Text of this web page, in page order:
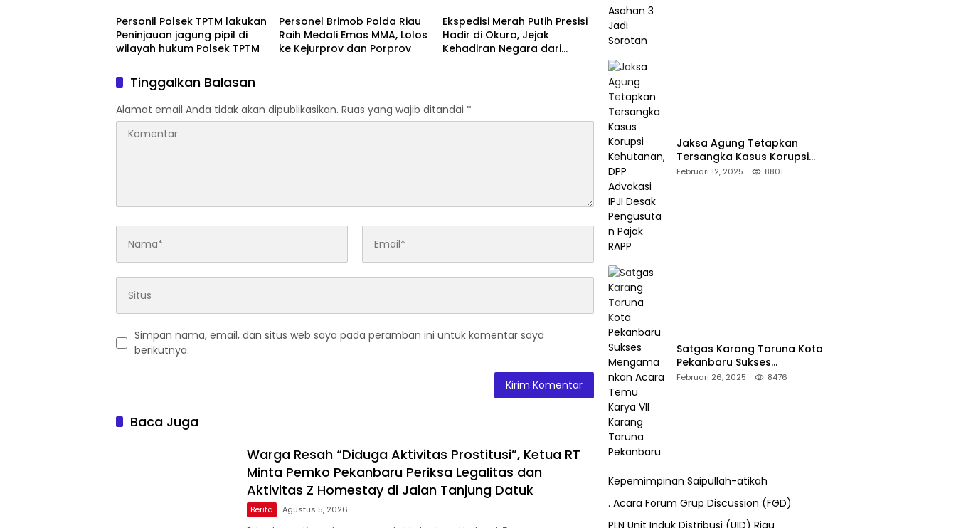
Jalan Tanjung Datuk
AKUN PEMBUNUH KARAKTER
KE PENJARA POLDA KEPRI!
Personil Polsek TPTM lakukan
Peninjauan jagung pipil di
wilayah hukum Polsek TPTM
Personel Brimob Polda Riau
Raih Medali Emas MMA, Lolos
ke Kejurprov dan Porprov
Ekspedisi Merah Putih Presisi
Hadir di Okura, Jejak
Kehadiran Negara dari
Tinggalkan Balasan
Alamat email Anda tidak akan dipublikasikan. Ruas yang wajib ditandai *
Simpan nama, email, dan situs web saya pada peramban ini untuk komentar saya
berikutnya.
Baca Juga
Warga Resah “Diduga Aktivitas Prostitusi”, Ketua RT
Minta Pemko Pekanbaru Periksa Legalitas dan
Aktivitas Z Homestay di Jalan Tanjung Datuk
Berita Agustus 5, 2026
Jaksa Agung Tetapkan
Tersangka Kasus Korupsi
Kehutanan, DPP Advokasi IPJI
Februari 12, 2025 8801
Satgas Karang Taruna Kota
Pekanbaru Sukses
Mengamankan Acara Temu
Februari 26, 2025 8476
Kepemimpinan Saipullah-atikah
. Acara Forum Grup Discussion (FGD)
PLN Unit Induk Distribusi (UID) Riau